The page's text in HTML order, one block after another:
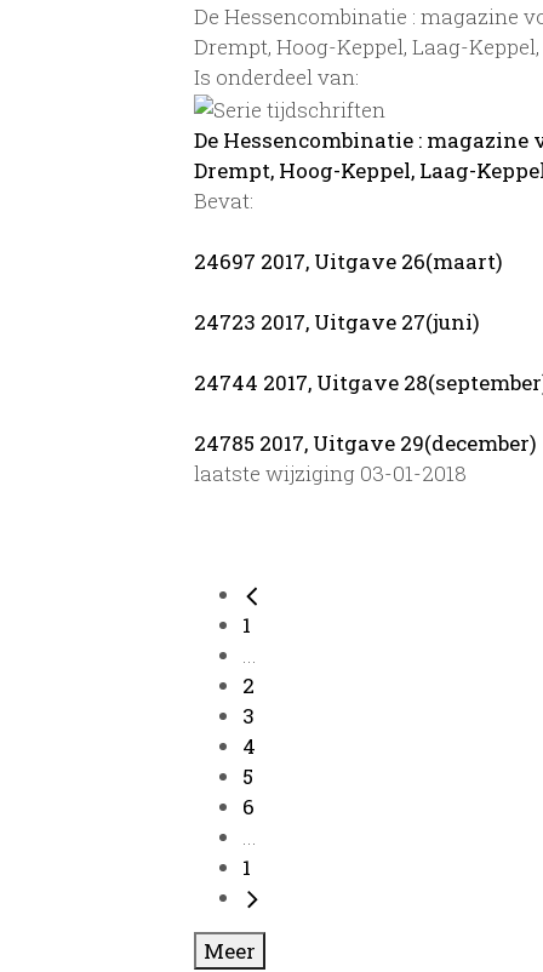
De Hessencombinatie : magazine
Drempt, Hoog-Keppel, Laag-
Is onderdeel van:
De Hessencombinatie :
Drempt, Hoog-Keppel, Laag-
Bevat:
24697 2017, Uitgave 26(maart)
24723 2017, Uitgave 27(juni)
24744 2017, Uitgave
24785 2017, Uitgave 29(december)
laatste wijziging 03-01-2018
1
...
2
3
4
5
6
...
1
Meer